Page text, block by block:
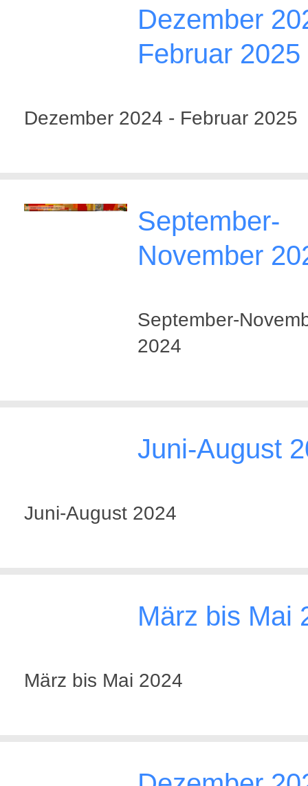
Dezember
Februar 2025
Dezember 2024 - Februar 2025
September-
November
September-
2024
Juni-August
Juni-August 2024
März bis Mai
März bis Mai 2024